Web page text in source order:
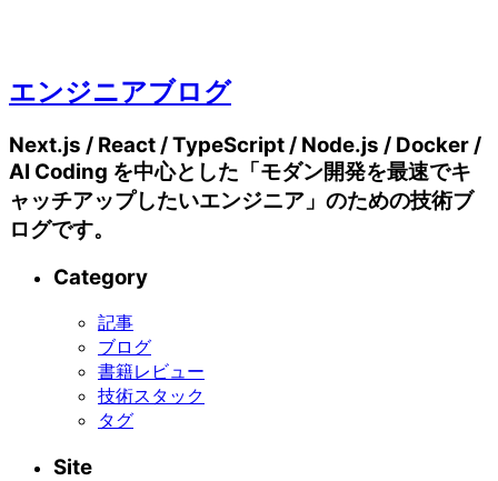
エンジニアブログ
Next.js / React / TypeScript / Node.js / Docker /
AI Coding を中心とした「モダン開発を最速でキ
ャッチアップしたいエンジニア」のための技術ブ
ログです。
Category
記事
ブログ
書籍レビュー
技術スタック
タグ
Site